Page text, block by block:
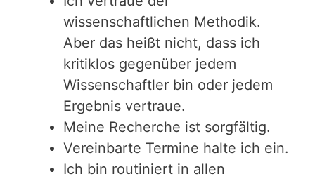
wissenschaftlichen Methodik.
Aber das heißt nicht, dass ich
kritiklos gegenüber jedem
Wissenschaftler bin oder jedem
Ergebnis vertraue.
Meine Recherche ist sorgfältig.
Vereinbarte Termine halte ich ein.
Ich bin routiniert in allen